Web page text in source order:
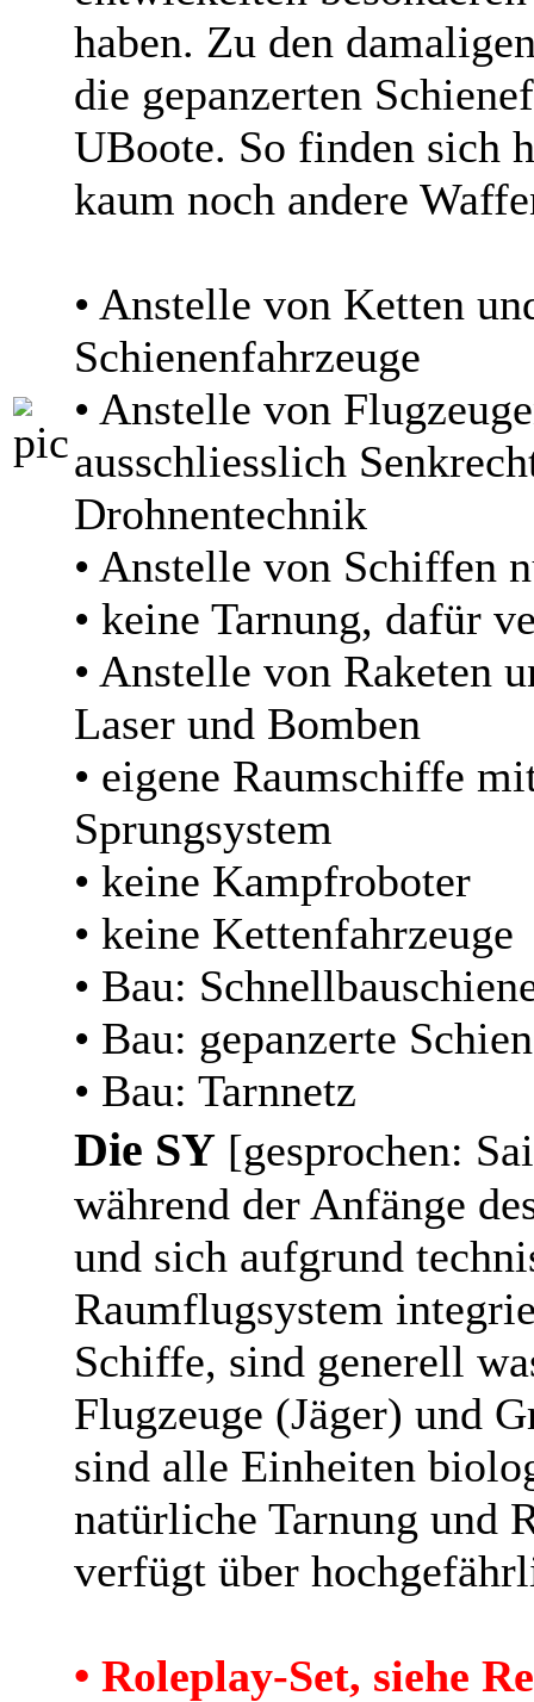
haben. Zu den
die gepanzerten
UBoote. So finden sich
kaum noch andere
• Anstelle von Ketten
Schienenfahrzeuge
• Anstelle von
ausschliesslich
Drohnentechnik
• Anstelle von Schiffen
• keine Tarnung, dafür
• Anstelle von Raketen
Laser und Bomben
• eigene Raumschiffe
Sprungsystem
• keine Kampfroboter
• keine Kettenfahrzeuge
• Bau:
• Bau: gepanzerte
• Bau: Tarnnetz
Die SY [gesprochen:
während der Anfänge
und sich aufgrund
Raumflugsystem
Schiffe, sind generell
Flugzeuge (Jäger) und
sind alle Einheiten
natürliche Tarnung und
verfügt über
• Roleplay-Set, siehe